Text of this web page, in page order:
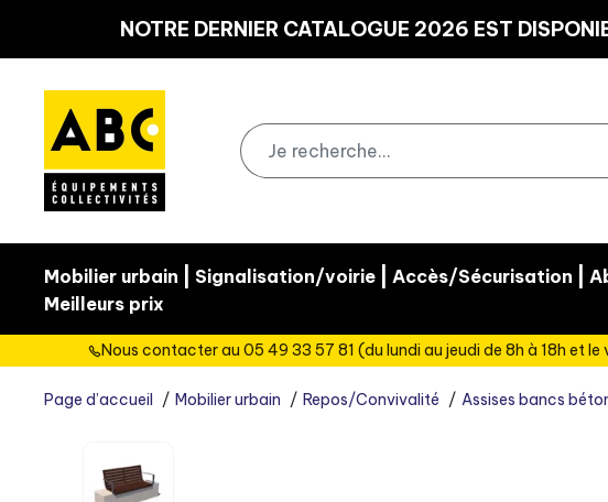
NOTRE DERNIER CATALOGUE 2026 EST
Mobilier urbain Signalisation/voirie Accès/Sécurisation
Meilleurs prix
Nous contacter au 05 49 33 57 81 (du lundi au jeudi de 8h à 18h et le
Page d’accueil Mobilier urbain Repos/Convivalité Assises bancs